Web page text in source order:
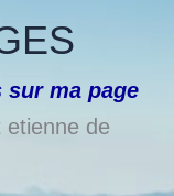
sur ma page
etienne de